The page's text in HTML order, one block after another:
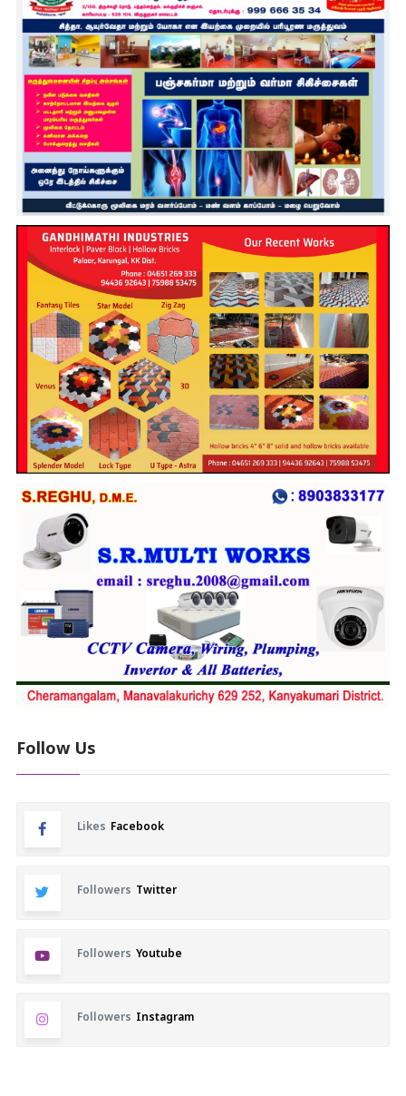
Follow Us
Likes Facebook
Followers Twitter
Followers Youtube
Followers Instagram